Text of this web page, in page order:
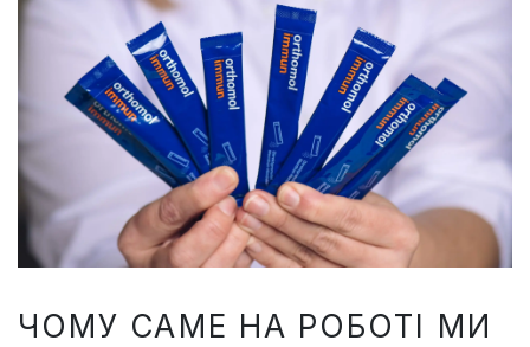
ЧОМУ САМЕ НА РОБОТІ МИ